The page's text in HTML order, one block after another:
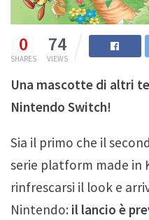
0
SHARES
74
VIEWS
Una mascotte di altri
Nintendo Switch!
Sia il primo che il
serie platform made in
rinfrescarsi il look e
Nintendo: il lancio è